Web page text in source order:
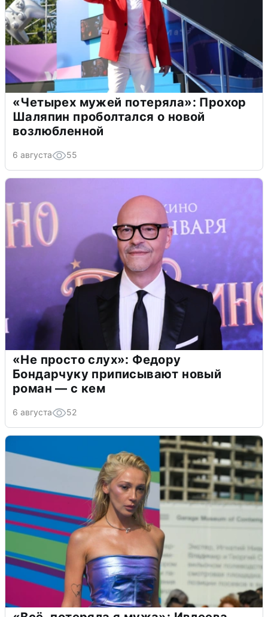
«Четырех мужей потеряла»: Прохор
Шаляпин проболтался о новой
возлюбленной
6 августа 55
«Не просто слух»: Федору
Бондарчуку приписывают новый
роман — с кем
6 августа 52